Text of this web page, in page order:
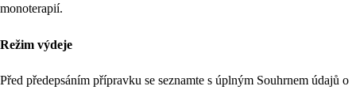
monoterapií.
Režim výdeje
Před předepsáním přípravku se seznamte s úplným Souhrnem údajů o